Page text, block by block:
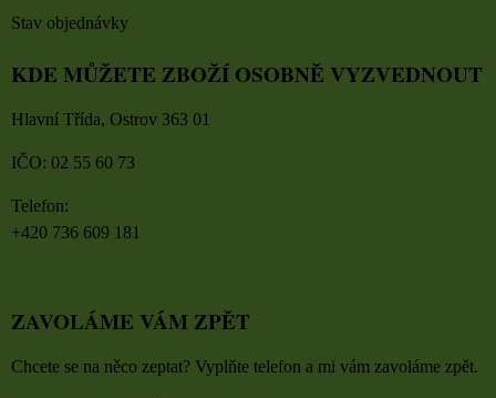
Stav objednávky
KDE MŮŽETE ZBOŽÍ OSOBNĚ VYZVEDNOUT
Hlavní Třída, Ostrov 363 01
IČO: 02 55 60 73
Telefon:
+420 736 609 181
ZAVOLÁME VÁM ZPĚT
Chcete se na něco zeptat? Vyplňte telefon a mi vám zavoláme zpět.